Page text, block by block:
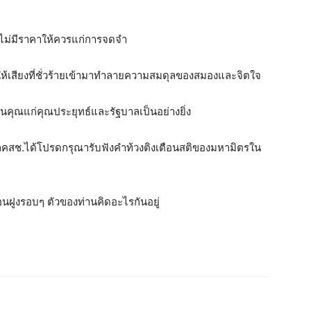
มีราคาให้ควรแก่การจดจำ
เสียงที่ชั่วร้ายเข้ามาทำลายความสมดุลของสมองและจิตใจ
คุณแก่คุณประยุทธ์และรัฐบาลเป็นอย่างยิ่ง
สช.ได้โปรดกรุณารับฟังคำท้วงติงเตือนสติของมหามิตรใน
ฝูงรอบๆ ตัวของท่านคิดอะไรกันอยู่